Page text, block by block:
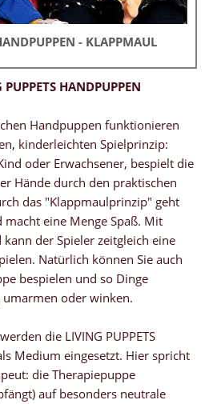
- KLAPPMAUL
HANDPUPPEN
Handpuppen funktionieren
kinderleichten Spielprinzip:
oder Erwachsener, bespielt die
Hände durch den praktischen
das "Klappmaulprinzip" geht
macht eine Menge Spaß. Mit
der Spieler zeitgleich eine
Natürlich können Sie auch
bespielen und so Dinge
oder winken.
die LIVING PUPPETS
Medium eingesetzt. Hier spricht
die Therapiepuppe
auf besonders neutrale